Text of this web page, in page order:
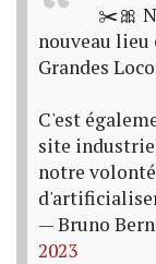
✂️🎀
nouveau
Grandes
C'est
site
notre
— Bruno
2023